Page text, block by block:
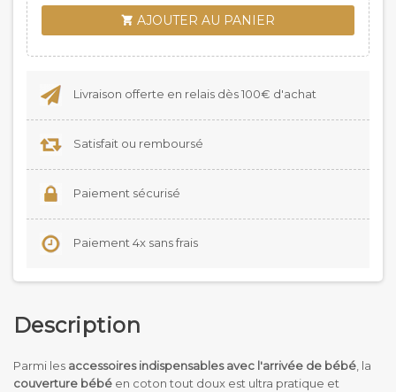
 AJOUTER AU PANIER
Livraison offerte en relais dès 100€ d'achat
Satisfait ou remboursé
Paiement sécurisé
Paiement 4x sans frais
Description
Parmi les accessoires indispensables avec l'arrivée de bébé , la
couverture bébé en coton tout doux est ultra pratique et